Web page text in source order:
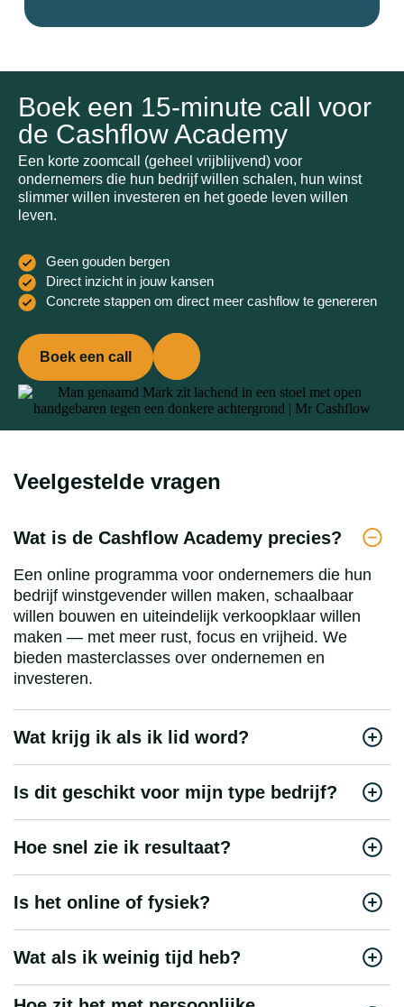
Boek een 15-minute call voor
de Cashflow Academy
Een korte zoomcall (geheel vrijblijvend) voor
ondernemers die hun bedrijf willen schalen, hun winst
slimmer willen investeren en het goede leven willen
leven.
Geen gouden bergen
Direct inzicht in jouw kansen
Concrete stappen om direct meer cashflow te genereren
Boek een call
Veelgestelde vragen
Wat is de Cashflow Academy precies?
Een online programma voor ondernemers die hun
bedrijf winstgevender willen maken, schaalbaar
willen bouwen en uiteindelijk verkoopklaar willen
maken — met meer rust, focus en vrijheid. We
bieden masterclasses over ondernemen en
investeren.
Wat krijg ik als ik lid word?
Is dit geschikt voor mijn type bedrijf?
Hoe snel zie ik resultaat?
Is het online of fysiek?
Wat als ik weinig tijd heb?